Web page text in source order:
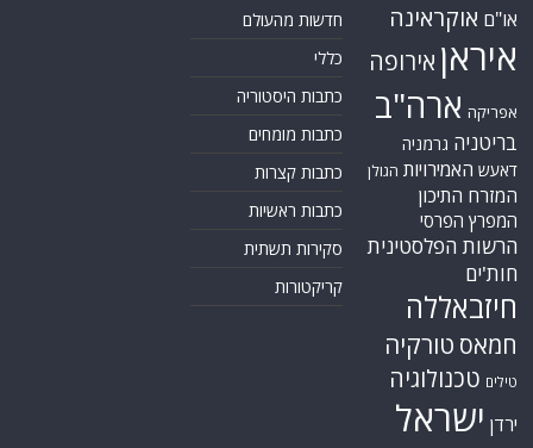
או"ם אוקראינה
איראן אירופה
אפריקה ארה"ב
בריטניה גרמניה
דאעש האמירויות הגולן
המזרח התיכון
המפרץ הפרסי
הרשות הפלסטינית
חות'ים
חיזבאללה
חמאס טורקיה
טילים טכנולוגיה
ירדן ישראל
חדשות מהעולם
כללי
כתבות היסטוריה
כתבות מומחים
כתבות קצרות
כתבות ראשיות
סקירות תשתית
קריקטורות